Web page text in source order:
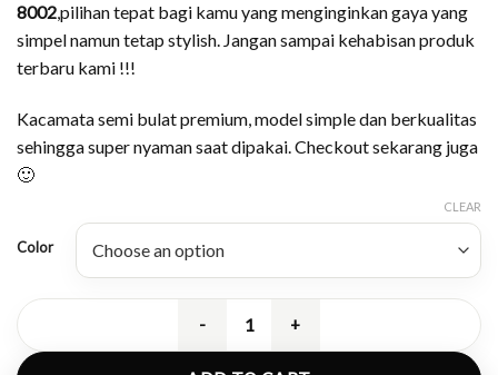
8002,pilihan tepat bagi kamu yang menginginkan gaya yang
simpel namun tetap stylish. Jangan sampai kehabisan produk
terbaru kami !!!
Kacamata semi bulat premium, model simple dan berkualitas
sehingga super nyaman saat dipakai. Checkout sekarang juga
🙂
Color
CLEAR
Kacamata Semi Bulat Simple dan